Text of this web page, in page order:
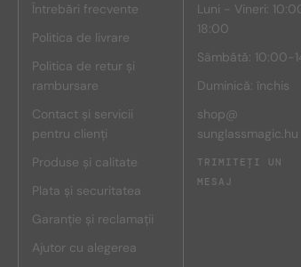
Întrebări frecvente
Politica de livrare
Politica de retur și
rambursare
Contact și servicii
pentru clienți
Produse și calitate
Plata și securitatea
Garanție și reclamații
Ajutor cu alegerea
Luni - Vineri:
18:00
Sâmbătă: 10:00-
Duminică: închis
shop@
sunglassmagic.hu
TRIMITEȚI UN
MESAJ